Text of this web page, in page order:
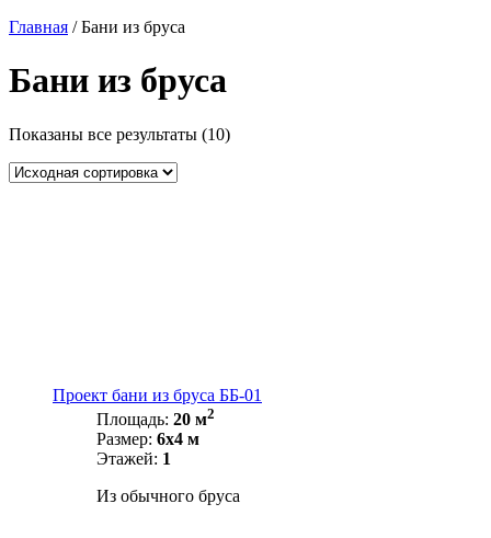
Главная / Бани из бруса
Бани из бруса
Показаны все результаты (10)
Проект бани из бруса ББ-01
Площадь: 20 м2
Размер: 6х4 м
Этажей: 1
Из обычного бруса